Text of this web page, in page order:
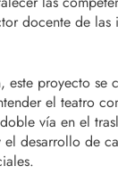
docente de las
este proyecto se
el teatro
vía en el
desarrollo de